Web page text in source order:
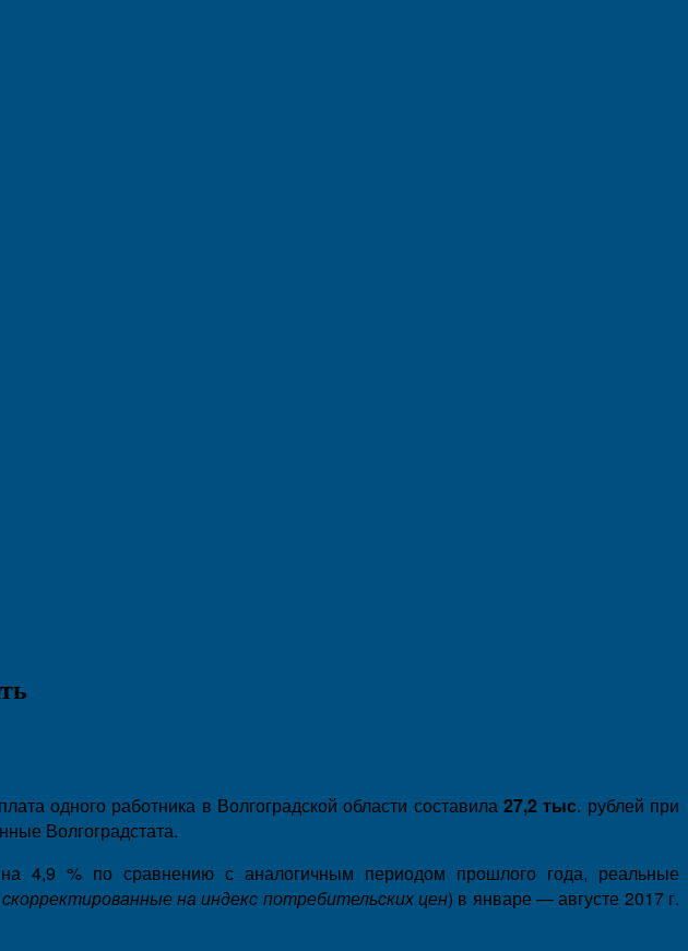
одного работника в Волгоградской области составила 27,2 тыс. рублей при
Волгоградстата.
4,9 % по сравнению с аналогичным периодом прошлого года, реальные
на индекс потребительских цен) в январе — августе 2017 г.